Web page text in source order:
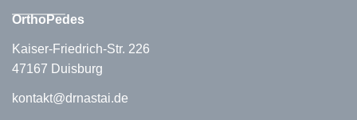
OrthoPedes
Kaiser-Friedrich-Str. 226
47167 Duisburg
kontakt@drnastai.de